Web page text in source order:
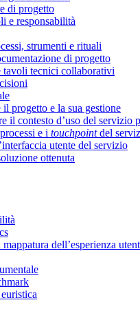
di progetto
e responsabilità
strumenti e rituali
di progetto
tavoli tecnici collaborativi
progetto e la sua gestione
il contesto d’uso del servizio
e i touchpointdel
utente del servizio
ottenuta
dell’esperienza